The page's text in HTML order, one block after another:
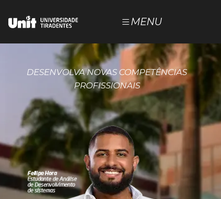
MENU
NOSSOS CURSOS
ESTUDE NA UNIT
DOCUMENTOS
JÁ SOU ALUNO
DESENVOLVA NOVAS COMPETÊNCIAS
PROFISSIONAIS